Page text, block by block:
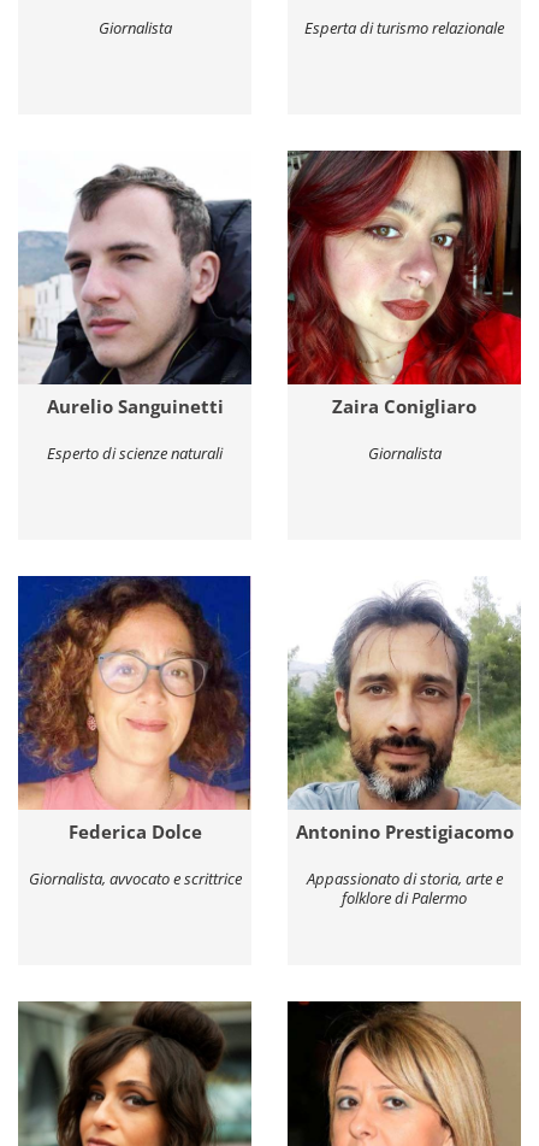
Giornalista Esperta di turismo relazionale
Aurelio Sanguinetti
Esperto di scienze naturali
Zaira Conigliaro
Giornalista
Federica Dolce
Giornalista, avvocato e scrittrice
Antonino Prestigiacomo
Appassionato di storia, arte e
folklore di Palermo